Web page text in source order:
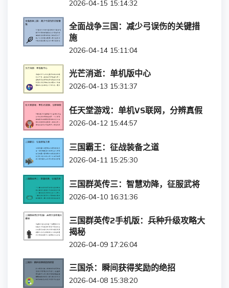
2026-04-15 15:14:32
全面战争三国：减少弓误伤的关键措
施
2026-04-14 15:11:04
光芒消逝：单机版中心
2026-04-13 15:31:37
任天堂游戏：单机VS联网，分辨真假
2026-04-12 15:44:57
三国霸王：征战装备之道
2026-04-11 15:25:30
三国群英传三：智慧劝降，征服武将
2026-04-10 16:31:36
三国群英传2手机版：兵种升级攻略大
揭秘
2026-04-09 17:26:04
三国杀：瞬间获得奖励的绝招
2026-04-08 15:38:20